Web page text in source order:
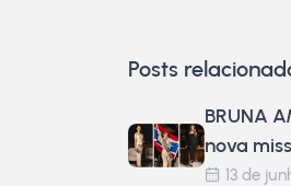
Posts
BRUNA
nova
13 de